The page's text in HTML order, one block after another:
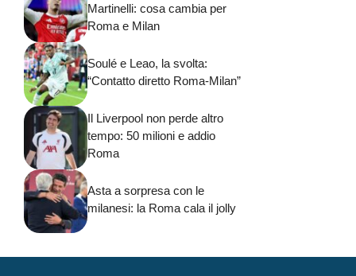
Martinelli: cosa cambia per
Roma e Milan
Soulé e Leao, la svolta:
“Contatto diretto Roma-Milan”
Il Liverpool non perde altro
tempo: 50 milioni e addio
Roma
Asta a sorpresa con le
milanesi: la Roma cala il jolly